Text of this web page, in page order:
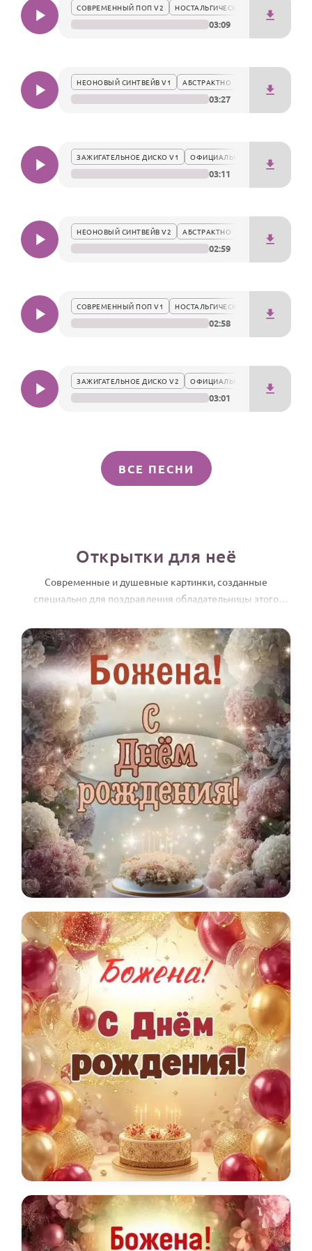
По годамСОВРЕМЕННЫЙ ПОП V2 НОСТАЛЬГИЧЕСКИ
03:09
НЕОНОВЫЙ СИНТВЕЙВ V1 АБСТРАКТНО
03:27
ЗАЖИГАТЕЛЬНОЕ ДИСКО V1 ОФИЦИАЛЬНО
03:11
НЕОНОВЫЙ СИНТВЕЙВ V2 АБСТРАКТНО
02:59
СОВРЕМЕННЫЙ ПОП V1 НОСТАЛЬГИЧЕСКИ
02:58
ЗАЖИГАТЕЛЬНОЕ ДИСКО V2 ОФИЦИАЛЬНО
03:01
ВСЕ ПЕСНИ
Открытки для неё
Современные и душевные картинки, созданные
специально для поздравления обладательницы этого